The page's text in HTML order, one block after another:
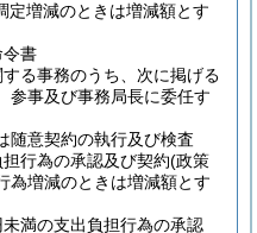
定増減のときは増減額とす
令書
る事務のうち、次に掲げる
参事及び事務局長に委任す
随意契約の執行及び検査
行為の承認及び契約(政策
為増減のときは増減額とす
満の支出負担行為の承認